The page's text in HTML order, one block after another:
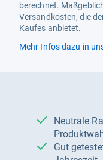
berechnet.
Versandkosten, die
Kaufes anbietet.
Mehr Infos dazu in
Neutrale Ratgeber – hilfreich für Ihre
Gut getestete Produkte – passend zur